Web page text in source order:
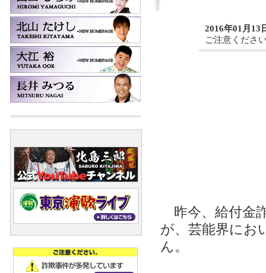
2016年01月13
ご注意くださ
昨今、給付金
が、芸能界にお
ん。